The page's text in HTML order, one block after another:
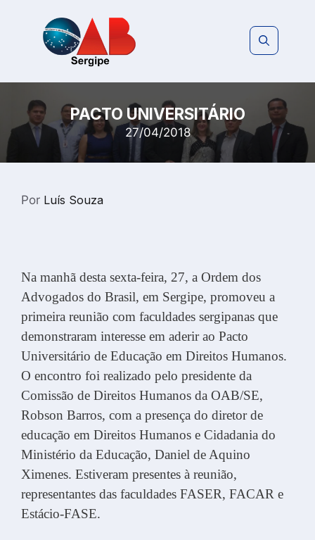
PACTO UNIVERSITÁRIO
27/04/2018
Por Luís Souza
Na manhã desta sexta-feira, 27, a Ordem dos
Advogados do Brasil, em Sergipe, promoveu a
primeira reunião com faculdades sergipanas que
demonstraram interesse em aderir ao Pacto
Universitário de Educação em Direitos Humanos.
O encontro foi realizado pelo presidente da
Comissão de Direitos Humanos da OAB/SE,
Robson Barros, com a presença do diretor de
educação em Direitos Humanos e Cidadania do
Ministério da Educação, Daniel de Aquino
Ximenes. Estiveram presentes à reunião,
representantes das faculdades FASER, FACAR e
Estácio-FASE.